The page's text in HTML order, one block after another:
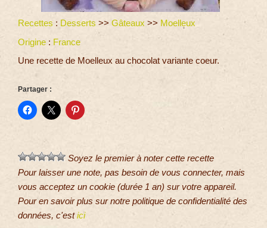
Recettes : Desserts >> Gâteaux >> Moelleux
Origine : France
Une recette de Moelleux au chocolat variante coeur.
Partager :
Soyez le premier à noter cette recette
Pour laisser une note, pas besoin de vous connecter, mais
vous acceptez un cookie (durée 1 an) sur votre appareil.
Pour en savoir plus sur notre politique de confidentialité des
données, c'estici